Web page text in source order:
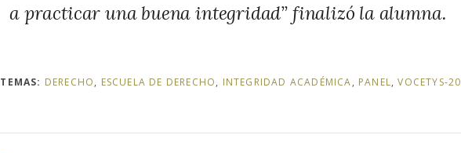
a practicar una buena integridad” finalizó la alumna.
TEMAS: DERECHO, ESCUELA DE DERECHO, INTEGRIDAD ACADÉMICA, PANEL,VOCETYS-